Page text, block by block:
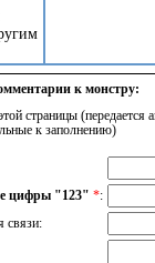
к монстру:
страницы
к заполнению)
цифры "123" *:
связи: